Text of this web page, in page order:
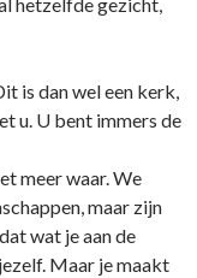
is dan wel een kerk,
u. U bent immers de
meer waar. We
maar zijn
wat je aan de
Maar je maakt